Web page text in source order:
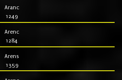
Aranc
1249
Arenc
1284
Arens
1359